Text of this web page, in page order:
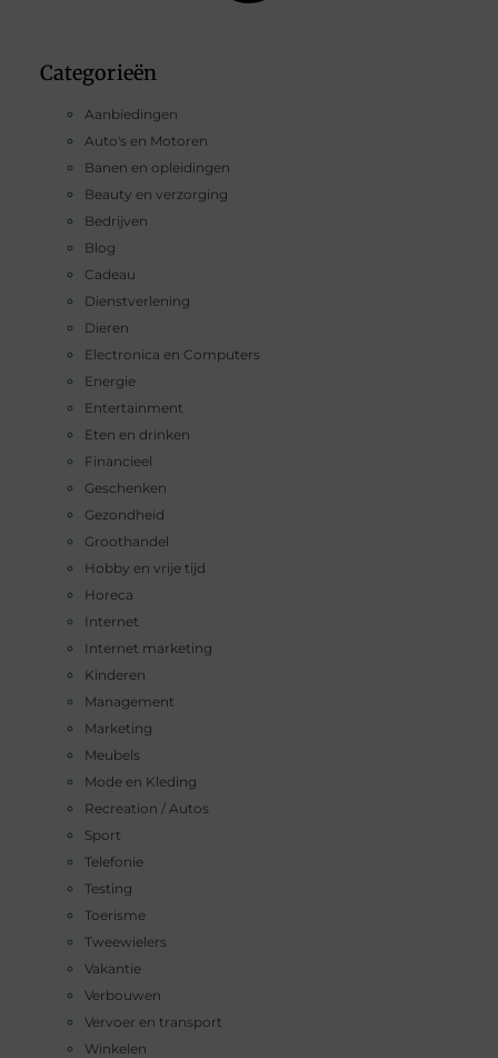
Categorieën
Aanbiedingen
Auto's en Motoren
Banen en opleidingen
Beauty en verzorging
Bedrijven
Blog
Cadeau
Dienstverlening
Dieren
Electronica en Computers
Energie
Entertainment
Eten en drinken
Financieel
Geschenken
Gezondheid
Groothandel
Hobby en vrije tijd
Horeca
Internet
Internet marketing
Kinderen
Management
Marketing
Meubels
Mode en Kleding
Recreation / Autos
Sport
Telefonie
Testing
Toerisme
Tweewielers
Vakantie
Verbouwen
Vervoer en transport
Winkelen